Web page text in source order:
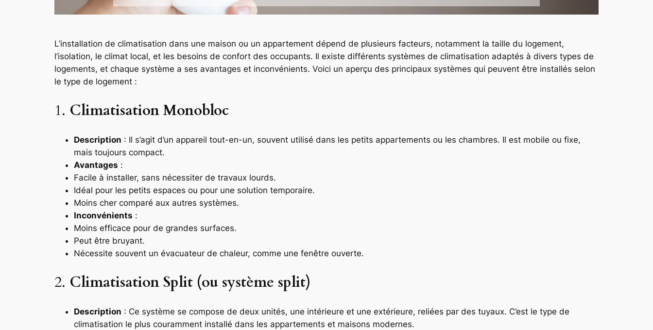
L’installation de climatisation dans une maison ou un appartement dépend de plusieurs facteurs, notamment la taille du logement,
l’isolation, le climat local, et les besoins de confort des occupants. Il existe différents systèmes de climatisation adaptés à divers types de
logements, et chaque système a ses avantages et inconvénients. Voici un aperçu des principaux systèmes qui peuvent être installés selon
le type de logement :
1. Climatisation Monobloc
Description : Il s’agit d’un appareil tout-en-un, souvent utilisé dans les petits appartements ou les chambres. Il est mobile ou fixe,
mais toujours compact.
Avantages :
Facile à installer, sans nécessiter de travaux lourds.
Idéal pour les petits espaces ou pour une solution temporaire.
Moins cher comparé aux autres systèmes.
Inconvénients :
Moins efficace pour de grandes surfaces.
Peut être bruyant.
Nécessite souvent un évacuateur de chaleur, comme une fenêtre ouverte.
2. Climatisation Split (ou système split)
Description : Ce système se compose de deux unités, une intérieure et une extérieure, reliées par des tuyaux. C’est le type de
climatisation le plus couramment installé dans les appartements et maisons modernes.